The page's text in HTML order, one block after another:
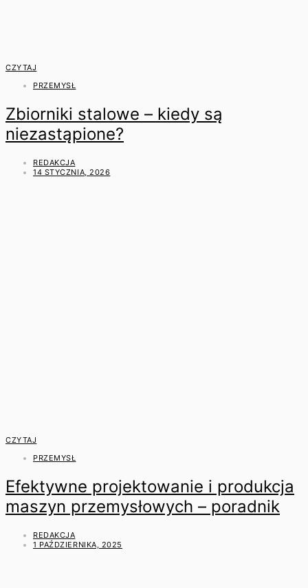
CZYTAJ
PRZEMYSŁ
Zbiorniki stalowe – kiedy są
niezastąpione?
REDAKCJA
14 STYCZNIA, 2026
CZYTAJ
PRZEMYSŁ
Efektywne projektowanie i produkcja
maszyn przemysłowych – poradnik
REDAKCJA
1 PAŹDZIERNIKA, 2025